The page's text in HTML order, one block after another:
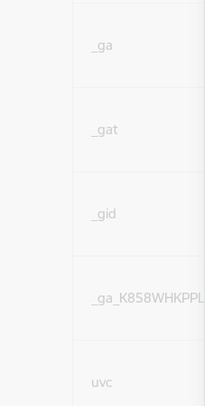
_ga
_gat
_gid
_ga_K858WHKPPL
uvc